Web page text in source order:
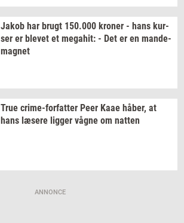
Jakob har brugt 150.000 kro­ner - hans kur­
ser er ble­vet et me­ga­hit: - Det er en mande-​
magnet
True crime-​forfatter Peer Kaae håber, at
hans læ­se­re lig­ger vågne om nat­ten
ANNONCE